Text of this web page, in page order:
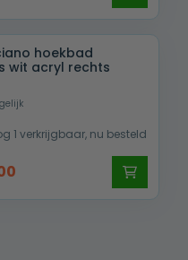
is:
€ 1.049,00.
hoekbad
wit acryl rechts
1 verkrijgbaar, nu besteld